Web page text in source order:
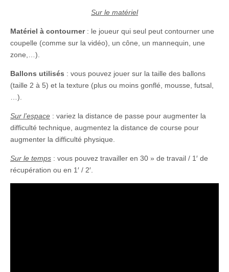
Sur le matériel
Matériel à contourner: le joueur qui seul peut contourner une
coupelle (comme sur la vidéo), un cône, un mannequin, une
zone,…).
Ballons utilisés : vous pouvez jouer sur la taille des ballons
(taille 2 à 5) et la texture (plus ou moins gonflé, mousse, futsal,
…).
Sur l’espace : variez la distance de passe pour augmenter la
difficulté technique, augmentez la distance de course pour
augmenter la difficulté physique.
Sur le temps : vous pouvez travailler en 30 » de travail / 1′ de
récupération ou en 1′ / 2′.